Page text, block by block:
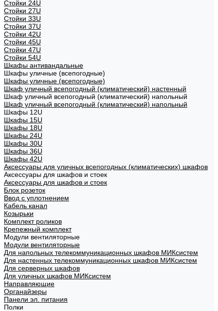
Стойки 24U
Стойки 27U
Стойки 33U
Стойки 37U
Стойки 42U
Стойки 45U
Стойки 47U
Стойки 54U
Шкафы антивандальные
Шкафы уличные (всепогодные)
Шкафы уличные (всепогодные)
Шкаф уличный всепогодный (климатический) настенный
Шкаф уличный всепогодный (климатический) напольный
Шкаф уличный всепогодный (климатический) напольный
Шкафы 12U
Шкафы 15U
Шкафы 18U
Шкафы 24U
Шкафы 30U
Шкафы 36U
Шкафы 42U
Аксессуары для уличных всепогодных (климатических) шкафов
Аксессуары для шкафов и стоек
Аксессуары для шкафов и стоек
Блок розеток
Ввод с уплотнением
Кабель канал
Козырьки
Комплект роликов
Крепежный комплект
Модули вентиляторные
Модули вентиляторные
Для напольных телекоммуникационных шкафов МИКсистем
Для настенных телекоммуникационных шкафов МИКсистем
Для серверных шкафов
Для уличных шкафов МИКсистем
Направляющие
Органайзеры
Панели эл. питания
Полки